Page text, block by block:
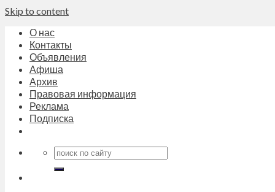
Skip to content
О нас
Контакты
Объявления
Афиша
Архив
Правовая информация
Реклама
Подписка